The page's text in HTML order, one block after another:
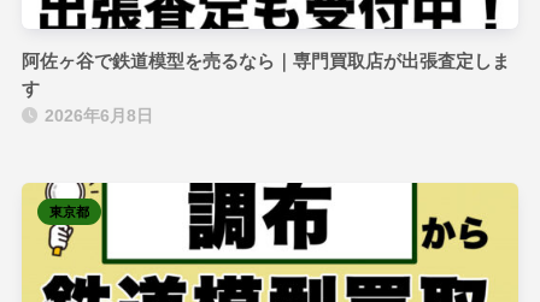
阿佐ヶ谷で鉄道模型を売るなら｜専門買取店が出張査定しま
す
2026年6月8日
東京都